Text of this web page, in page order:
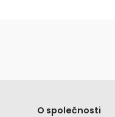
O společnosti